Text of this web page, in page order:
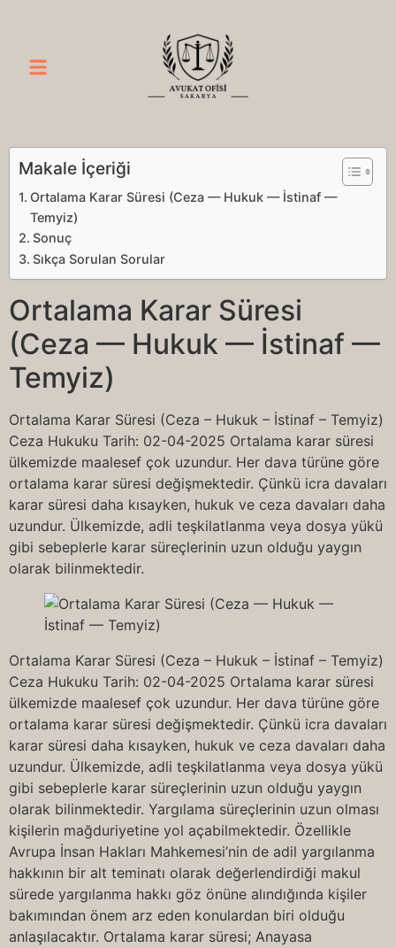
Makale İçeriği
Ortalama Karar Süresi (Ceza — Hukuk — İstinaf —
Temyiz)
Sonuç
Sıkça Sorulan Sorular
Ortalama Karar Süresi
(Ceza — Hukuk — İstinaf —
Temyiz)
Ortalama Karar Süresi (Ceza – Hukuk – İstinaf – Temyiz)
Ceza Hukuku Tarih: 02-04-2025 Ortalama karar süresi
ülkemizde maalesef çok uzundur. Her dava türüne göre
ortalama karar süresi değişmektedir. Çünkü icra davaları
karar süresi daha kısayken, hukuk ve ceza davaları daha
uzundur. Ülkemizde, adli teşkilatlanma veya dosya yükü
gibi sebeplerle karar süreçlerinin uzun olduğu yaygın
olarak bilinmektedir.
Ortalama Karar Süresi (Ceza – Hukuk – İstinaf – Temyiz)
Ceza Hukuku Tarih: 02-04-2025 Ortalama karar süresi
ülkemizde maalesef çok uzundur. Her dava türüne göre
ortalama karar süresi değişmektedir. Çünkü icra davaları
karar süresi daha kısayken, hukuk ve ceza davaları daha
uzundur. Ülkemizde, adli teşkilatlanma veya dosya yükü
gibi sebeplerle karar süreçlerinin uzun olduğu yaygın
olarak bilinmektedir. Yargılama süreçlerinin uzun olması
kişilerin mağduriyetine yol açabilmektedir. Özellikle
Avrupa İnsan Hakları Mahkemesi’nin de adil yargılanma
hakkının bir alt teminatı olarak değerlendirdiği makul
sürede yargılanma hakkı göz önüne alındığında kişiler
bakımından önem arz eden konulardan biri olduğu
anlaşılacaktır. Ortalama karar süresi; Anayasa